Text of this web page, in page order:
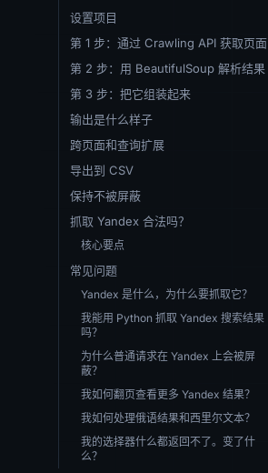
设置项目
第 1 步：通过 Crawling API 获取页面
第 2 步：用 BeautifulSoup 解析结果
第 3 步：把它组装起来
输出是什么样子
跨页面和查询扩展
导出到 CSV
保持不被屏蔽
抓取 Yandex 合法吗？
核心要点
常见问题
Yandex 是什么，为什么要抓取它？
我能用 Python 抓取 Yandex 搜索结果
吗？
为什么普通请求在 Yandex 上会被屏
蔽？
我如何翻页查看更多 Yandex 结果？
我如何处理俄语结果和西里尔文本？
我的选择器什么都返回不了。变了什
么？